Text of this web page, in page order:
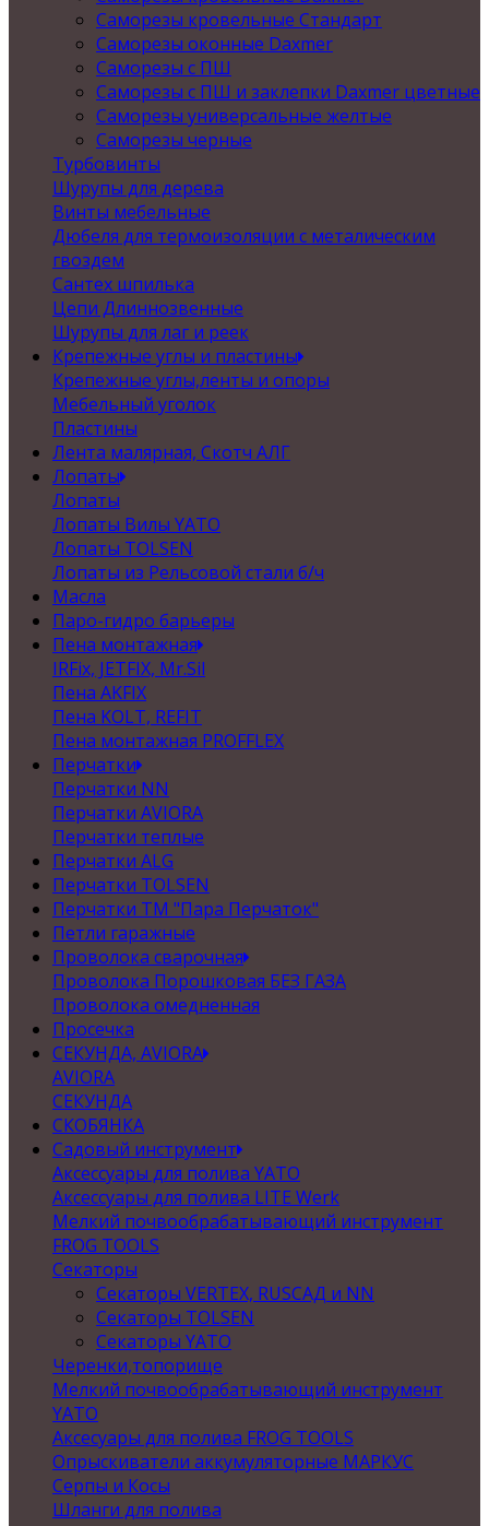
Саморезы кровельные Стандарт
Саморезы оконные Daxmer
Саморезы с ПШ
Саморезы с ПШ и заклепки Daxmer цветные
Саморезы универсальные желтые
Саморезы черные
Турбовинты
Шурупы для дерева
Винты мебельные
Дюбеля для термоизоляции с металическим
гвоздем
Сантех шпилька
Цепи Длиннозвенные
Шурупы для лаг и реек
Крепежные углы и пластины
Крепежные углы,ленты и опоры
Мебельный уголок
Пластины
Лента малярная, Скотч АЛГ
Лопаты
Лопаты
Лопаты Вилы YATO
Лопаты TOLSEN
Лопаты из Рельсовой стали б/ч
Масла
Паро-гидро барьеры
Пена монтажная
IRFix, JETFIX, Mr.Sil
Пена AKFIX
Пена KOLT, REFIT
Пена монтажная PROFFLEX
Перчатки
Перчатки NN
Перчатки AVIORA
Перчатки теплые
Перчатки ALG
Перчатки TOLSEN
Перчатки ТМ "Пара Перчаток"
Петли гаражные
Проволока сварочная
Проволока Порошковая БЕЗ ГАЗА
Проволока омедненная
Просечка
СЕКУНДА, AVIORA
AVIORA
СЕКУНДА
СКОБЯНКА
Садовый инструмент
Аксессуары для полива YATO
Аксессуары для полива LITE Werk
Мелкий почвообрабатывающий инструмент
FROG TOOLS
Секаторы
Секаторы VERTEX, RUSСАД и NN
Секаторы TOLSEN
Секаторы YATO
Черенки,топорище
Мелкий почвообрабатывающий инструмент
YATO
Аксесуары для полива FROG TOOLS
Опрыскиватели аккумуляторные МАРКУС
Серпы и Косы
Шланги для полива